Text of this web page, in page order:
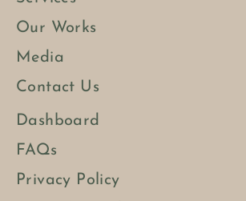
Our Works
Media
Contact Us
Dashboard
FAQs
Privacy Policy